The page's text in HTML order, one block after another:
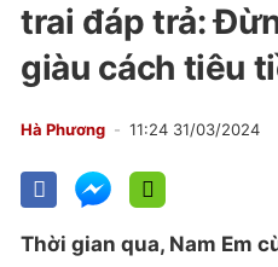
trai đáp trả:
giàu cách tiêu
Hà Phương 11:24 31/03/2024
Thời gian qua, Nam Em